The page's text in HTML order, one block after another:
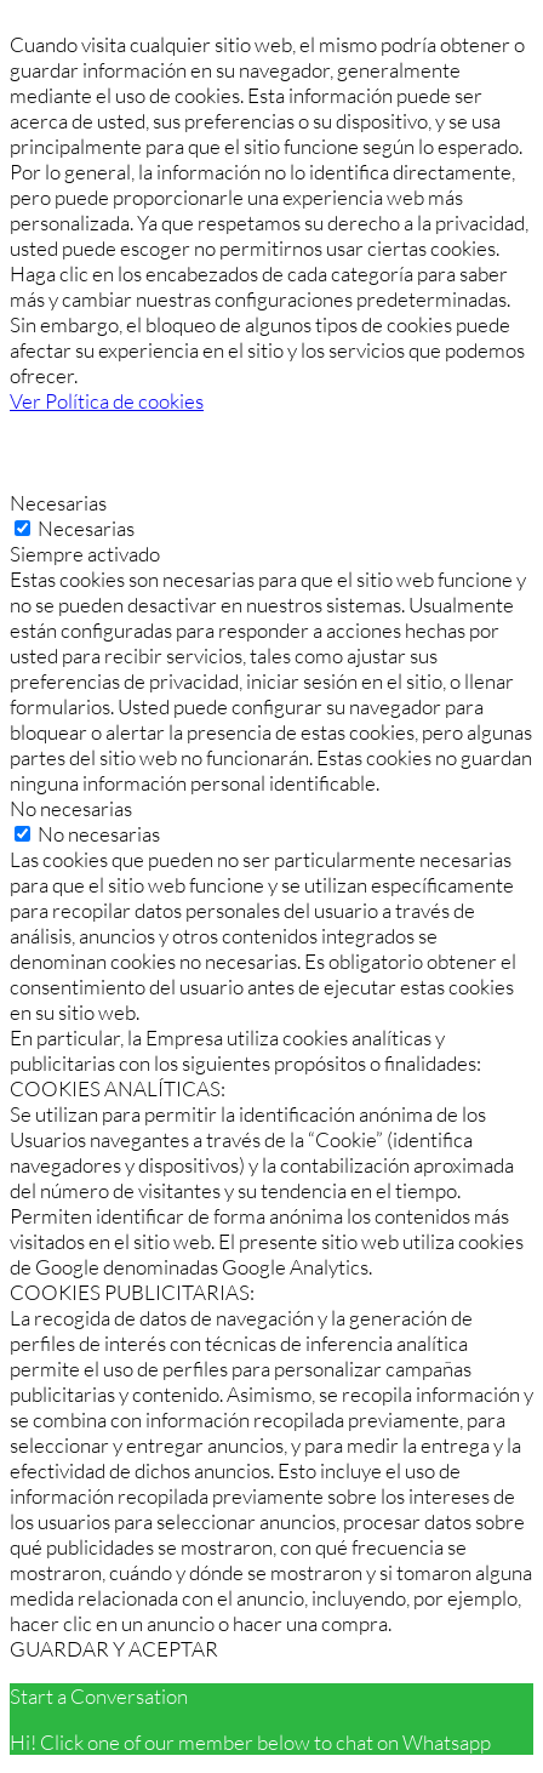
Cuando visita cualquier sitio web, el mismo podría obtener o
guardar información en su navegador, generalmente
mediante el uso de cookies. Esta información puede ser
acerca de usted, sus preferencias o su dispositivo, y se usa
principalmente para que el sitio funcione según lo esperado.
Por lo general, la información no lo identifica directamente,
pero puede proporcionarle una experiencia web más
personalizada. Ya que respetamos su derecho a la privacidad,
usted puede escoger no permitirnos usar ciertas cookies.
Haga clic en los encabezados de cada categoría para saber
más y cambiar nuestras configuraciones predeterminadas.
Sin embargo, el bloqueo de algunos tipos de cookies puede
afectar su experiencia en el sitio y los servicios que podemos
ofrecer.
Ver Política de cookies
Necesarias
Necesarias
Siempre activado
Estas cookies son necesarias para que el sitio web funcione y
no se pueden desactivar en nuestros sistemas. Usualmente
están configuradas para responder a acciones hechas por
usted para recibir servicios, tales como ajustar sus
preferencias de privacidad, iniciar sesión en el sitio, o llenar
formularios. Usted puede configurar su navegador para
bloquear o alertar la presencia de estas cookies, pero algunas
partes del sitio web no funcionarán. Estas cookies no guardan
ninguna información personal identificable.
No necesarias
No necesarias
Las cookies que pueden no ser particularmente necesarias
para que el sitio web funcione y se utilizan específicamente
para recopilar datos personales del usuario a través de
análisis, anuncios y otros contenidos integrados se
denominan cookies no necesarias. Es obligatorio obtener el
consentimiento del usuario antes de ejecutar estas cookies
en su sitio web.
En particular, la Empresa utiliza cookies analíticas y
publicitarias con los siguientes propósitos o finalidades:
COOKIES ANALÍTICAS:
Se utilizan para permitir la identificación anónima de los
Usuarios navegantes a través de la “Cookie” (identifica
navegadores y dispositivos) y la contabilización aproximada
del número de visitantes y su tendencia en el tiempo.
Permiten identificar de forma anónima los contenidos más
visitados en el sitio web. El presente sitio web utiliza cookies
de Google denominadas Google Analytics.
COOKIES PUBLICITARIAS:
La recogida de datos de navegación y la generación de
perfiles de interés con técnicas de inferencia analítica
permite el uso de perfiles para personalizar campañas
publicitarias y contenido. Asimismo, se recopila información y
se combina con información recopilada previamente, para
seleccionar y entregar anuncios, y para medir la entrega y la
efectividad de dichos anuncios. Esto incluye el uso de
información recopilada previamente sobre los intereses de
los usuarios para seleccionar anuncios, procesar datos sobre
qué publicidades se mostraron, con qué frecuencia se
mostraron, cuándo y dónde se mostraron y si tomaron alguna
medida relacionada con el anuncio, incluyendo, por ejemplo,
hacer clic en un anuncio o hacer una compra.
GUARDAR Y ACEPTAR
Start a Conversation
Hi! Click one of our member below to chat on Whatsapp